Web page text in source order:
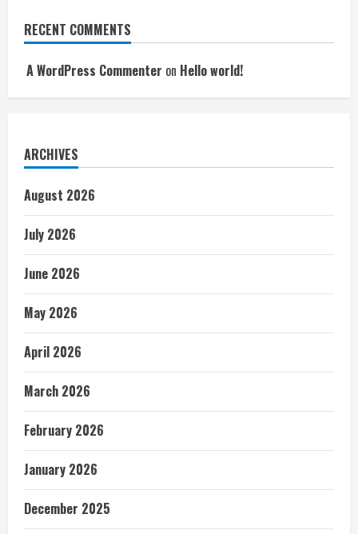
RECENT COMMENTS
A WordPress Commenter on Hello world!
ARCHIVES
August 2026
July 2026
June 2026
May 2026
April 2026
March 2026
February 2026
January 2026
December 2025